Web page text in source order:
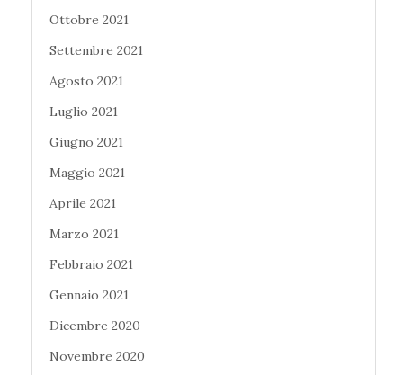
Ottobre 2021
Settembre 2021
Agosto 2021
Luglio 2021
Giugno 2021
Maggio 2021
Aprile 2021
Marzo 2021
Febbraio 2021
Gennaio 2021
Dicembre 2020
Novembre 2020